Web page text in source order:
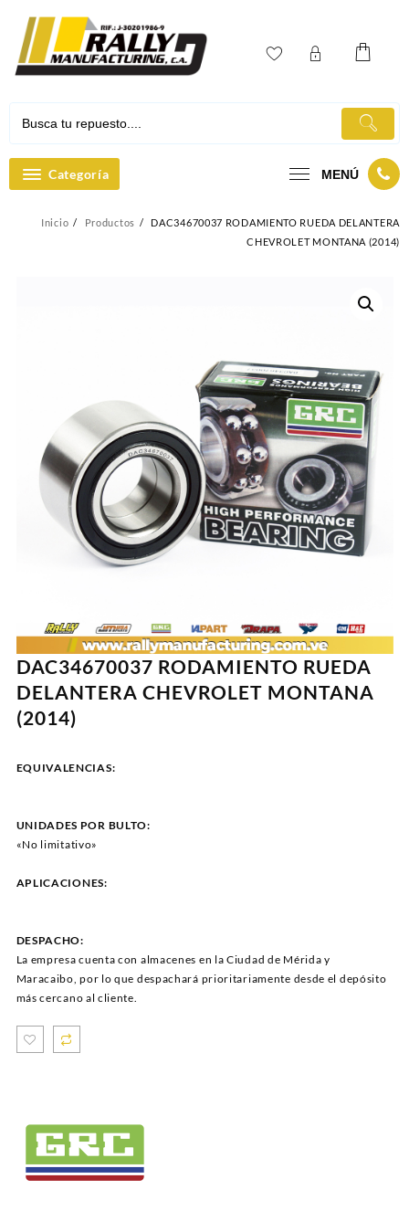
contenido
Categoría MENÚ
Inicio Productos
DAC34670037 RODAMIENTO RUEDA DELANTERA
CHEVROLET MONTANA (2014)
DAC34670037 RODAMIENTO RUEDA
DELANTERA CHEVROLET MONTANA
(2014)
EQUIVALENCIAS:
UNIDADES POR BULTO:
«No limitativo»
APLICACIONES:
DESPACHO:
La empresa cuenta con almacenes en la Ciudad de Mérida y
Maracaibo, por lo que despachará prioritariamente desde el depósito
más cercano al cliente.